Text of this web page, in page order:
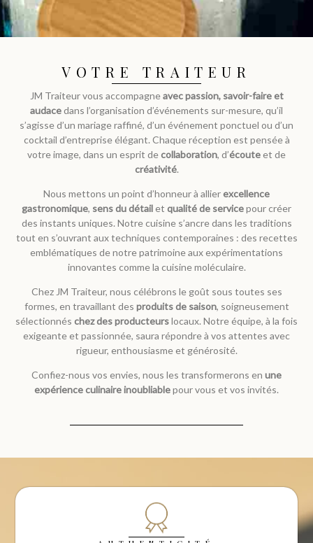
VOTRE TRAITEUR
JM Traiteur vous accompagneavec passion, savoir-faire et
audacedans l’organisation d’événements sur-mesure, qu’il
s’agisse d’un mariage raffiné, d’un événement ponctuel ou d’un
cocktail d’entreprise élégant. Chaque réception est pensée à
votre image, dans un esprit decollaboration, d’écouteet de
créativité.
Nous mettons un point d’honneur à allierexcellence
gastronomique, sens du détailet qualité de servicepour créer
des instants uniques. Notre cuisine s’ancre dans les traditions
tout en s’ouvrant aux techniques contemporaines : des recettes
emblématiques de notre patrimoine aux expérimentations
innovantes comme la cuisine moléculaire.
Chez JM Traiteur, nous célébrons le goût sous toutes ses
formes, en travaillant des produits de saison, soigneusement
sélectionnés chez des producteurslocaux. Notre équipe, à la fois
exigeante et passionnée, saura répondre à vos attentes avec
rigueur, enthousiasme et générosité.
Confiez-nous vos envies, nous les transformerons en une
expérience culinaire inoubliablepour vous et vos invités.